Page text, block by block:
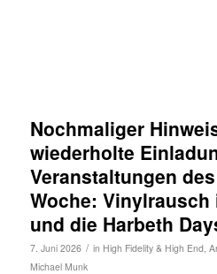
Nochmaliger
wiederholte
Veranstaltungen
Woche:
und die Harbeth
7. Juni 2026 / in High Fidelity & High End,
Michael Munk